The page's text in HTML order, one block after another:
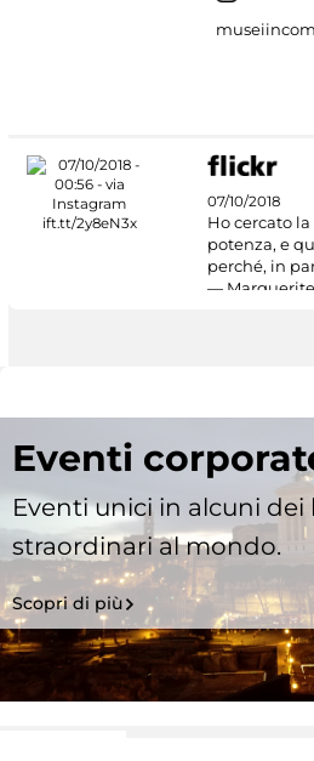
07/10/2018
Ho cercato
potenza, e
perché, in
—
Eventi
Eventi unici in alcuni
straordinari al mondo.
Scopri di più